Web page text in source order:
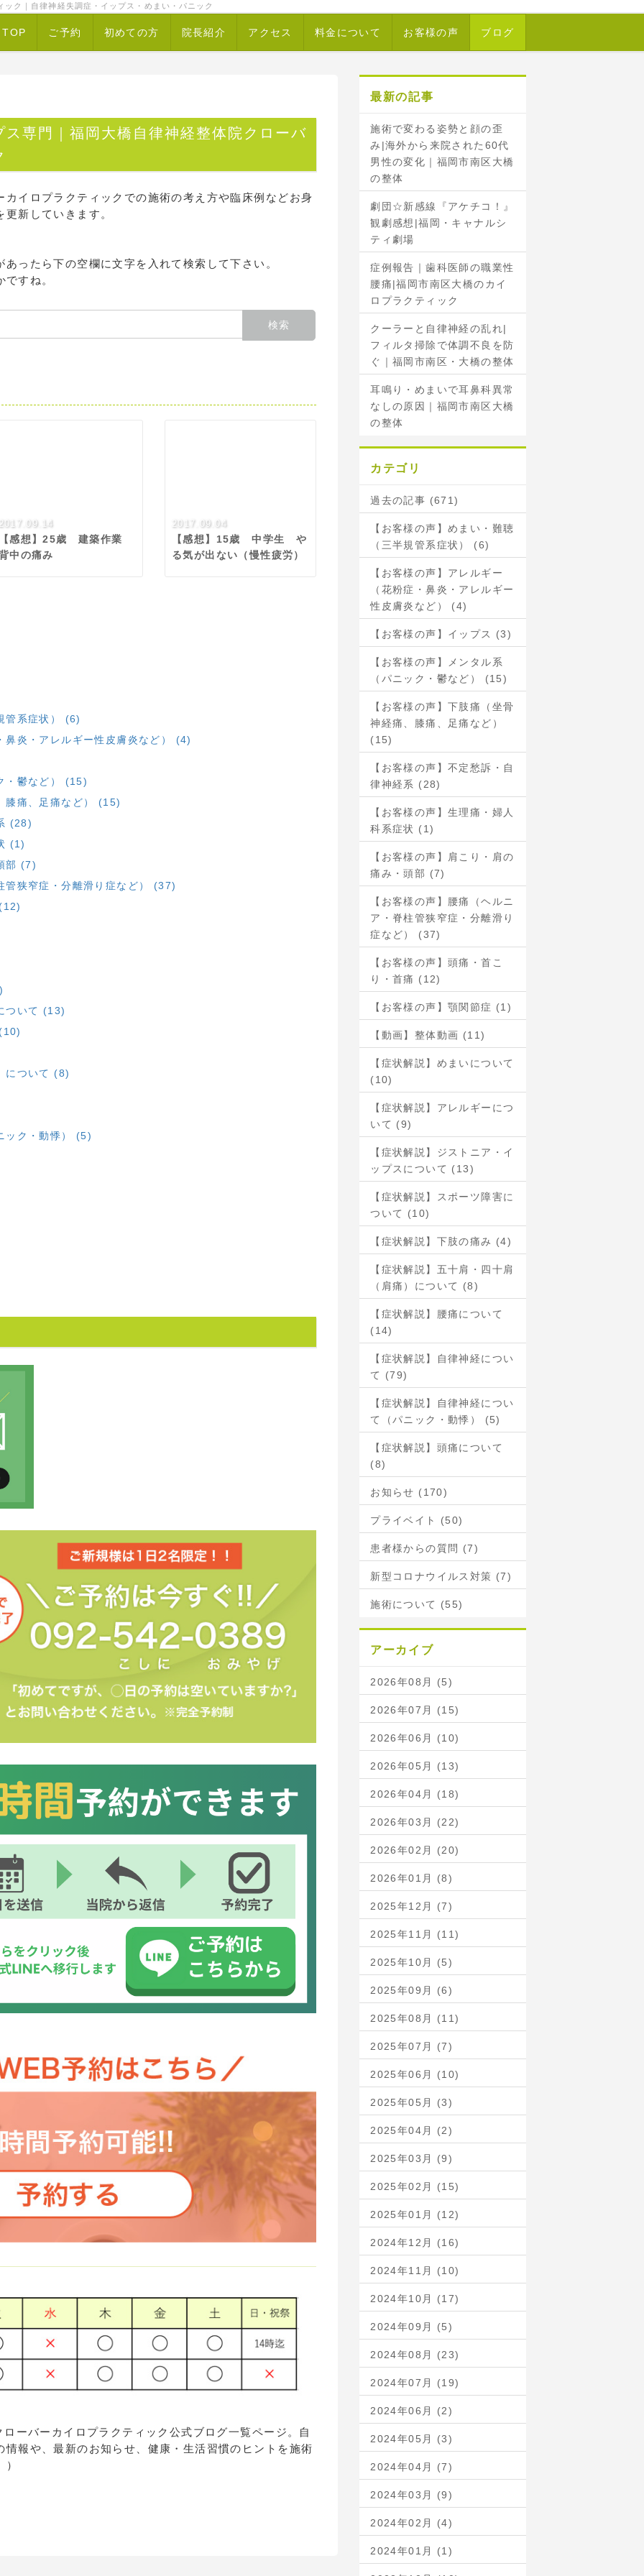
ク｜自律神経失調症・イップス・めまい・パニック
TOP ご予約 初めての方 院長紹介 アクセス 料金について お客様の声 ブログ
専門｜福岡大橋自律神経整体院クローバ
イロプラクティックでの施術の考え方や臨床例などお身
新していきます。
ったら下の空欄に文字を入れて検索して下さい。
ですね。
感想】25歳 建築作業
中の痛み
2017.09.04
【感想】15歳 中学生 や
る気が出ない（慢性疲労）
管系症状） (6)
鼻炎・アレルギー性皮膚炎など） (4)
・鬱など） (15)
膝痛、足痛など） (15)
(28)
(1)
部 (7)
管狭窄症・分離滑り症など） (37)
ついて (13)
について (8)
ック・動悸） (5)
ーバーカイロプラクティック公式ブログ一覧ページ。自
報や、最新のお知らせ、健康・生活習慣のヒントを施術
最新の記事
施術で変わる姿勢と顔の歪
み|海外から来院された60代
男性の変化｜福岡市南区大橋
の整体
劇団☆新感線『アケチコ！』
観劇感想|福岡・キャナルシ
ティ劇場
症例報告｜歯科医師の職業性
腰痛|福岡市南区大橋のカイ
ロプラクティック
クーラーと自律神経の乱れ|
フィルタ掃除で体調不良を防
ぐ｜福岡市南区・大橋の整体
耳鳴り・めまいで耳鼻科異常
なしの原因｜福岡市南区大橋
の整体
カテゴリ
過去の記事 (671)
【お客様の声】めまい・難聴
（三半規管系症状） (6)
【お客様の声】アレルギー
（花粉症・鼻炎・アレルギー
性皮膚炎など） (4)
【お客様の声】イップス (3)
【お客様の声】メンタル系
（パニック・鬱など） (15)
【お客様の声】下肢痛（坐骨
神経痛、膝痛、足痛など）
(15)
【お客様の声】不定愁訴・自
律神経系 (28)
【お客様の声】生理痛・婦人
科系症状 (1)
【お客様の声】肩こり・肩の
痛み・頭部 (7)
【お客様の声】腰痛（ヘルニ
ア・脊柱管狭窄症・分離滑り
症など） (37)
【お客様の声】頭痛・首こ
り・首痛 (12)
【お客様の声】顎関節症 (1)
【動画】整体動画 (11)
【症状解説】めまいについて
(10)
【症状解説】アレルギーにつ
いて (9)
【症状解説】ジストニア・イ
ップスについて (13)
【症状解説】スポーツ障害に
ついて (10)
【症状解説】下肢の痛み (4)
【症状解説】五十肩・四十肩
（肩痛）について (8)
【症状解説】腰痛について
(14)
【症状解説】自律神経につい
て (79)
【症状解説】自律神経につい
て（パニック・動悸） (5)
【症状解説】頭痛について
(8)
お知らせ (170)
プライベイト (50)
患者様からの質問 (7)
新型コロナウイルス対策 (7)
施術について (55)
アーカイブ
2026年08月 (5)
2026年07月 (15)
2026年06月 (10)
2026年05月 (13)
2026年04月 (18)
2026年03月 (22)
2026年02月 (20)
2026年01月 (8)
2025年12月 (7)
2025年11月 (11)
2025年10月 (5)
2025年09月 (6)
2025年08月 (11)
2025年07月 (7)
2025年06月 (10)
2025年05月 (3)
2025年04月 (2)
2025年03月 (9)
2025年02月 (15)
2025年01月 (12)
2024年12月 (16)
2024年11月 (10)
2024年10月 (17)
2024年09月 (5)
2024年08月 (23)
2024年07月 (19)
2024年06月 (2)
2024年05月 (3)
2024年04月 (7)
2024年03月 (9)
2024年02月 (4)
2024年01月 (1)